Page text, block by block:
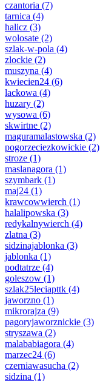
czantoria (7)
tarnica (4)
halicz (3)
wolosate (2)
szlak-w-pola (4)
zlockie (2)
muszyna (4)
kwiecien24 (6)
lackowa (4)
huzary (2)
wysowa (6)
skwirtne (2)
maguramalastowska (2)
pogorzeciezkowickie (2)
stroze (1)
maslanagora (1)
szymbark (1)
maj24 (1)
krawcowwierch (1)
halalipowska (3)
redykalnywierch (4)
zlatna (3)
sidzinajablonka (3)
jablonka (1)
podtatrze (4)
goleszow (1)
szlak25leciapttk (4)
jaworzno (1)
mikrorajza (9)
pagoryjaworznickie (3)
stryszawa (2)
malababiagora (4)
marzec24 (6)
czerniawasucha (2)
sidzina (1)